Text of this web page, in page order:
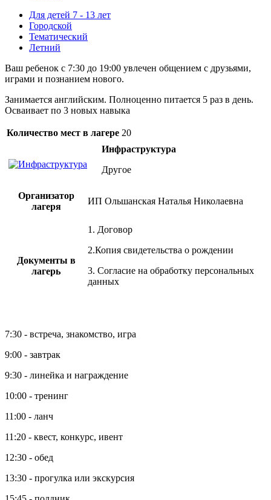
Для детей 7 - 13 лет
Городской
Тематический
Летний
Ваш ребенок с 7:30 до 19:00 увлечен общением с друзьями,
играми и познанием нового.
Занимается английским. Полноценно питается 5 раз в день.
Осваивает по 3 новых навыка
Количество мест в лагере 20
Инфраструктура
Другое
Организатор
лагеря
ИП Ольшанская Наталья Николаевна
Документы в
лагерь
1. Договор
2.Копия свидетельства о рождении
3. Согласие на обработку персональных
данных
7:30 - встреча, знакомство, игра
9:00 - завтрак
9:30 - линейка и награждение
10:00 - тренинг
11:00 - ланч
11:20 - квест, конкурс, ивент
12:30 - обед
13:30 - прогулка или экскурсия